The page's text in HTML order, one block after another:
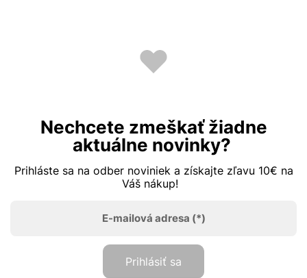
Nechcete zmeškať žiadne
aktuálne novinky?
Prihláste sa na odber noviniek a získajte zľavu 10€ na
Váš nákup!
E-mailová adresa (*)
Prihlásiť sa